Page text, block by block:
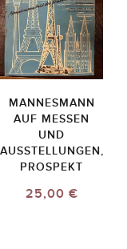
MANNESMANN
AUF MESSEN
UND
AUSSTELLUNGEN,
PROSPEKT
25,00 €